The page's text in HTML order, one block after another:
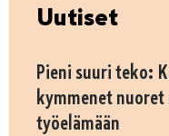
Uutiset
Pieni suuri teko:
kymmenet
työelämään